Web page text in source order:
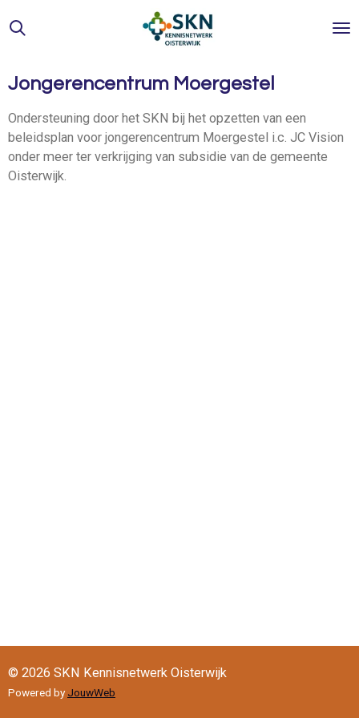
Ga
direct
de
hoofdinhoud
Jongerencentrum Moergestel
Ondersteuning door het SKN bij het opzetten van een
beleidsplan voor jongerencentrum Moergestel i.c. JC Vision
onder meer ter verkrijging van subsidie van de gemeente
Oisterwijk.
© 2026 SKN Kennisnetwerk Oisterwijk
Powered by JouwWeb